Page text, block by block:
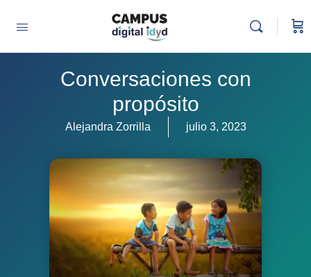
Conversaciones con
propósito
Alejandra Zorrilla julio 3, 2023